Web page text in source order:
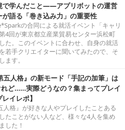
で学んだこと――アプリボットの運営
が語る「巻き込み力」の重要性
の合同による就活イベント「キャリ
4回が東京都立産業貿易センター浜松町
た。このイベントに合わせ、自身の就活
若手クリエイターに聞いてみたので、そ
ます。
五人格』の新モード「手記の加筆」は
ど……実際どうなの？集まってプレイ
イレポ】
人格』が好きな人やプレイしたことある
たことがない人など、様々な4人を集め
した！